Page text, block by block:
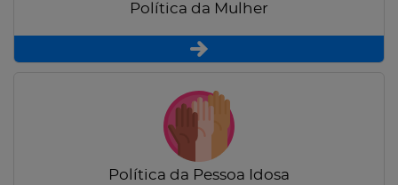
Política da Mulher
Política da Pessoa Idosa